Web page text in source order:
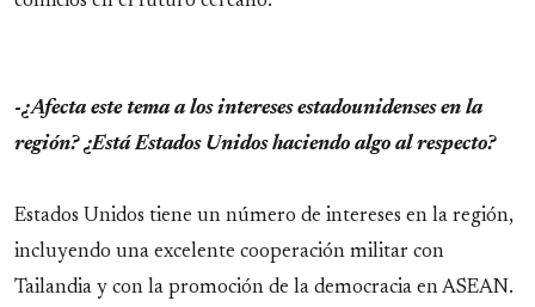
-¿Afecta este tema a los intereses estadounidenses en la
región? ¿Está Estados Unidos haciendo algo al respecto?
Estados Unidos tiene un número de intereses en la región,
incluyendo una excelente cooperación militar con
Tailandia y con la promoción de la democracia en ASEAN.